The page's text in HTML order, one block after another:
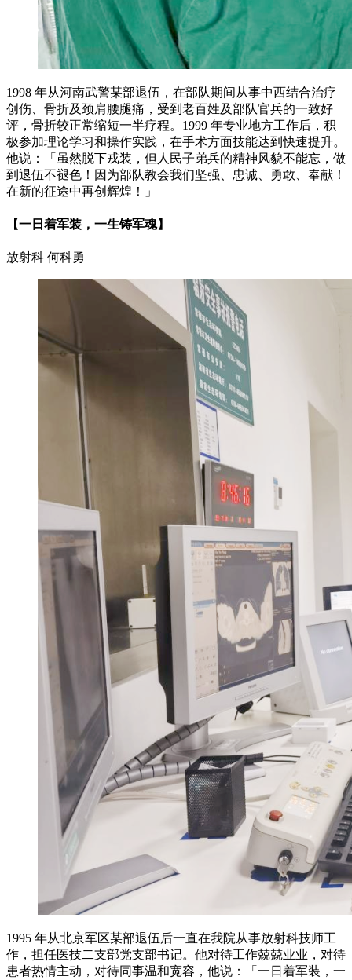
1998 年从河南武警某部退伍，在部队期间从事中西结合治疗
创伤、骨折及颈肩腰腿痛，受到老百姓及部队官兵的一致好
评，骨折较正常缩短一半疗程。1999 年专业地方工作后，积
极参加理论学习和操作实践，在手术方面技能达到快速提升。
他说：「虽然脱下戎装，但人民子弟兵的精神风貌不能忘，做
到退伍不褪色！因为部队教会我们坚强、忠诚、勇敢、奉献！
在新的征途中再创辉煌！」
【一日着军装，一生铸军魂】
放射科 何科勇
1995 年从北京军区某部退伍后一直在我院从事放射科技师工
作，担任医技二支部党支部书记。他对待工作兢兢业业，对待
患者热情主动，对待同事温和宽容，他说：「一日着军装，一